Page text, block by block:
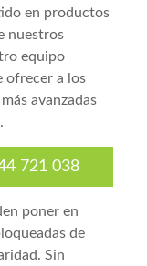
en productos
nuestros
equipo
ofrecer a los
avanzadas
721 038
poner en
de
Sin